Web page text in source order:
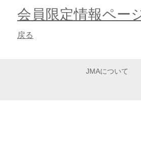
会員限定情報ペー
戻る
JMAについて